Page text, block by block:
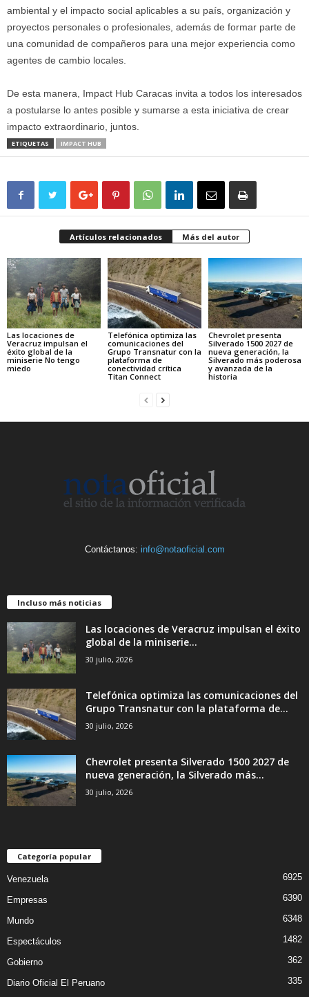
ambiental y el impacto social aplicables a su país, organización y
proyectos personales o profesionales, además de formar parte de
una comunidad de compañeros para una mejor experiencia como
agentes de cambio locales.
De esta manera, Impact Hub Caracas invita a todos los interesados
a postularse lo antes posible y sumarse a esta iniciativa de crear
impacto extraordinario, juntos.
ETIQUETAS IMPACT HUB
Artículos relacionados Más del autor
Las locaciones de
Veracruz impulsan el
éxito global de la
miniserie No tengo
miedo
Telefónica optimiza las
comunicaciones del
Grupo Transnatur con la
plataforma de
conectividad crítica
Titan Connect
Chevrolet presenta
Silverado 1500 2027 de
nueva generación, la
Silverado más poderosa
y avanzada de la
historia
Contáctanos: info@notaoficial.com
Incluso más noticias
Las locaciones de Veracruz impulsan el éxito
global de la miniserie...
30 julio, 2026
Telefónica optimiza las comunicaciones del
Grupo Transnatur con la plataforma de...
30 julio, 2026
Chevrolet presenta Silverado 1500 2027 de
nueva generación, la Silverado más...
30 julio, 2026
Categoría popular
Venezuela 6925
Empresas 6390
Mundo 6348
Espectáculos 1482
Gobierno 362
Diario Oficial El Peruano
335